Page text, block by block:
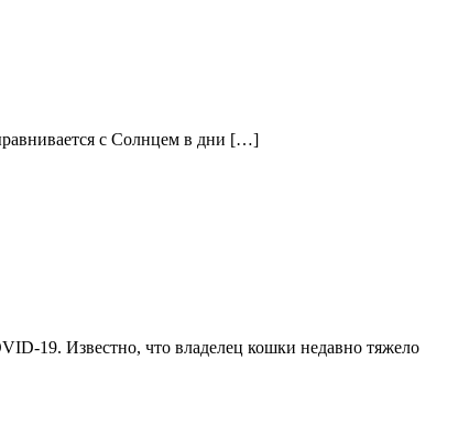
с Солнцем в дни […]
19. Известно, что владелец кошки недавно тяжело